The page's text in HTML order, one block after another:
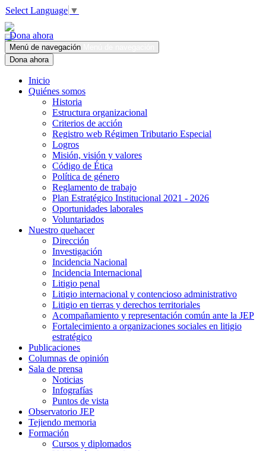
Select Language ▼
Dona ahora
Menú de navegación
Dona ahora
Inicio
Quiénes somos
Historia
Estructura organizacional
Criterios de acción
Registro web Régimen Tributario Especial
Logros
Misión, visión y valores
Código de Ética
Política de género
Reglamento de trabajo
Plan Estratégico Institucional 2021 - 2026
Oportunidades laborales
Voluntariados
Nuestro quehacer
Dirección
Investigación
Incidencia Nacional
Incidencia Internacional
Litigio penal
Litigio internacional y contencioso administrativo
Litigio en tierras y derechos territoriales
Acompañamiento y representación común ante la JEP
Fortalecimiento a organizaciones sociales en litigio
estratégico
Publicaciones
Columnas de opinión
Sala de prensa
Noticias
Infografías
Puntos de vista
Observatorio JEP
Tejiendo memoria
Formación
Cursos y diplomados